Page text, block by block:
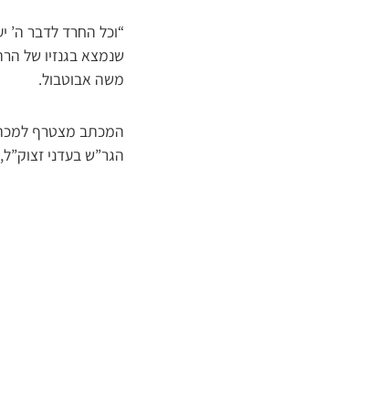
“וכל החרד לדבר ה’
שנמצא בגנזיו של
משה אבוטבול.
המכתב מצטרף
הגר”ש בעדני